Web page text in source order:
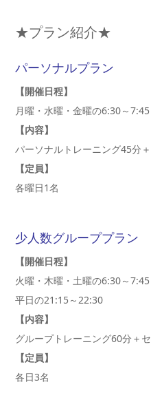
★プラン紹介★
パーソナルプラン
【開催日程】
月曜・水曜・金曜の6:30～7:45
【内容】
パーソナルトレーニング45分
【定員】
各曜日1名
少人数グループプラン
【開催日程】
火曜・木曜・土曜の6:30～7:45
平日の21:15～22:30
【内容】
グループトレーニング60分＋
【定員】
各日3名